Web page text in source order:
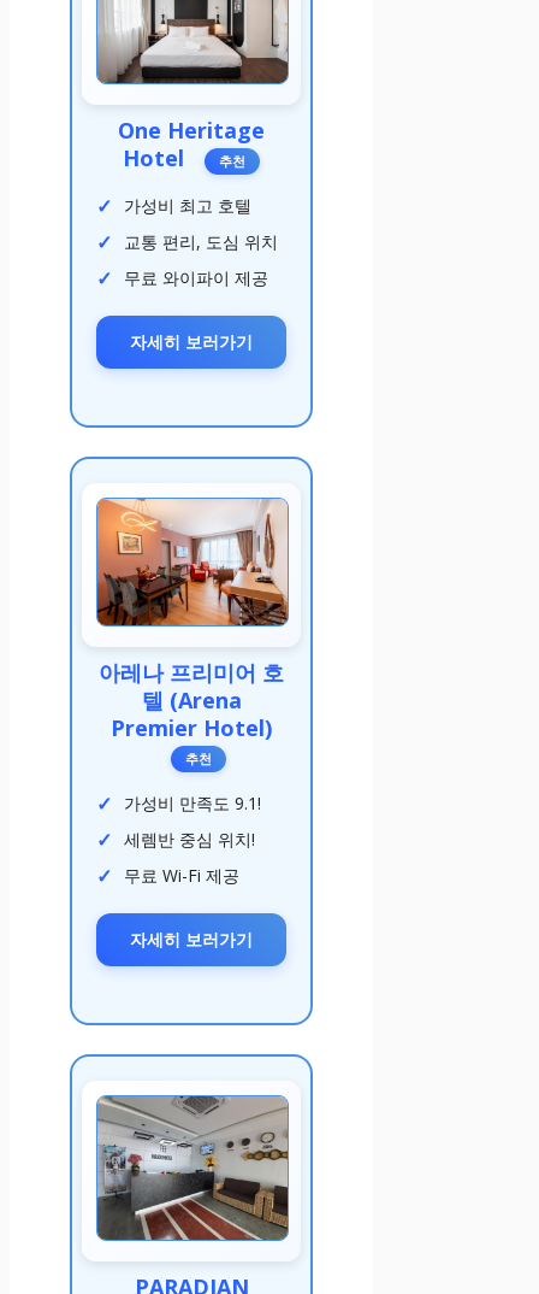
One Heritage
Hotel
추천
가성비 최고 호텔
교통 편리, 도심 위치
무료 와이파이 제공
자세히 보러가기
아레나 프리미어 호
텔 (Arena
Premier Hotel)
추천
가성비 만족도 9.1!
세렘반 중심 위치!
무료 Wi-Fi 제공
자세히 보러가기
PARADIAN